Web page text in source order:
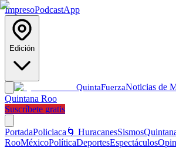
ImpresoPodcastApp
Edición
QuintaFuerzaNoticias de
Quintana Roo
Suscríbete gratis
PortadaPoliciaca 🌀 HuracanesSismos
RooMéxicoPolíticaDeportesEspectáculos